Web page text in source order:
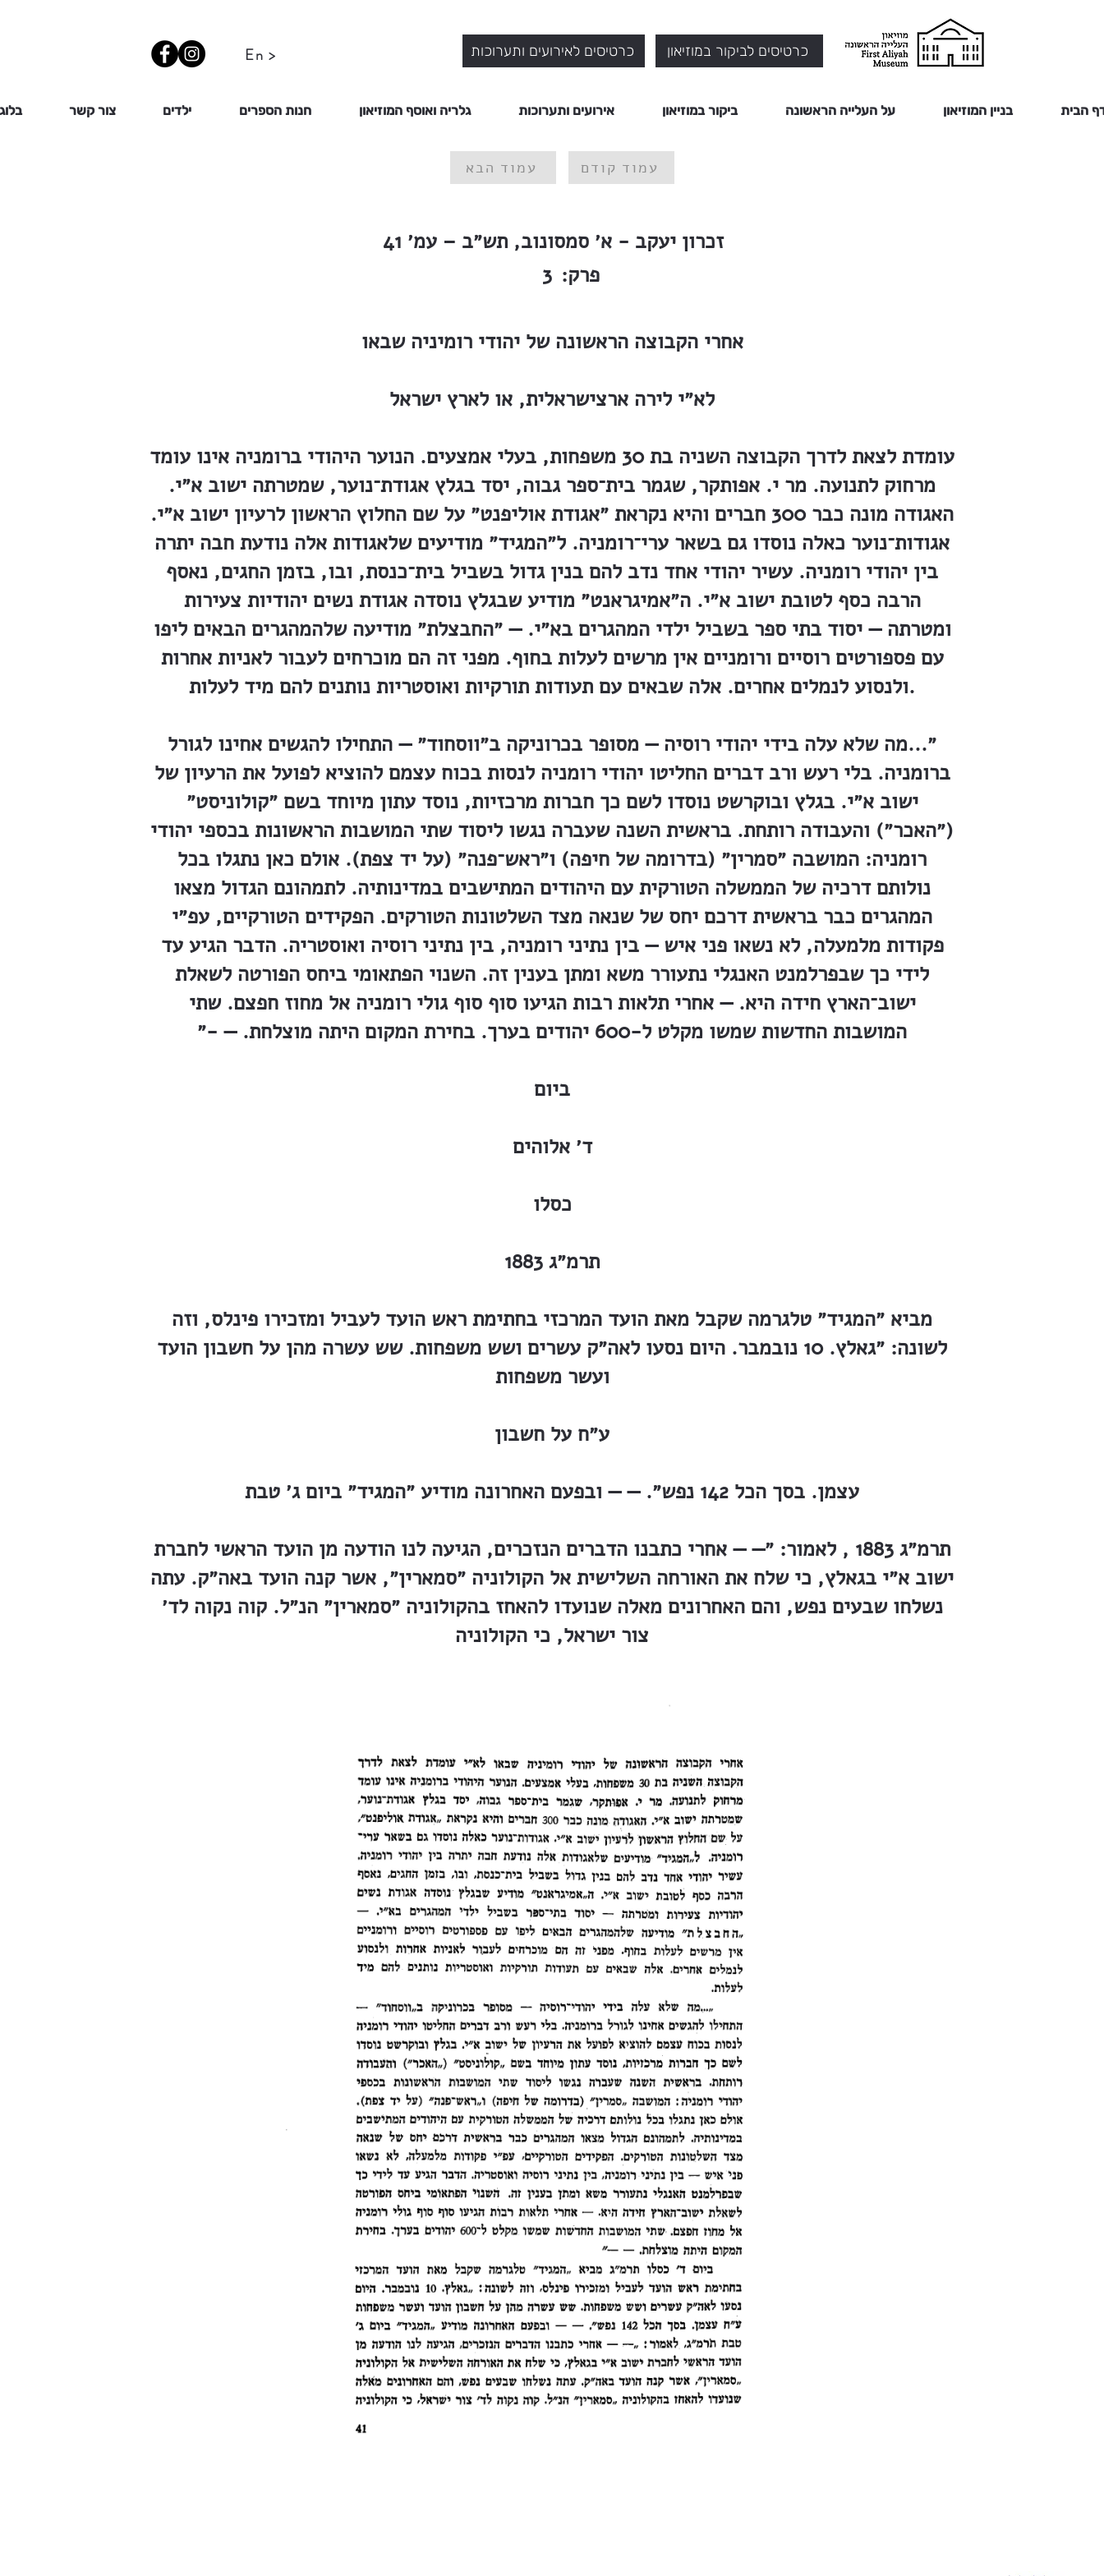
En > כרטיסים לאירועים ותערוכות כרטיסים לביקור במוזיאון
הבית בניין המוזיאון על העלייה הראשונה ביקור במוזיאון אירועים ותערוכות גלריה ואוסף המוזיאון חנות הספרים ילדים צור קשר
עמוד הבא עמוד קודם
זכרון יעקב - א׳ סמסונוב, תש״ב – עמ׳ 41
3 פרק:
אחרי הקבוצה הראשונה של יהודי רומיניה שבאו
לא״י לירה ארצישראלית, או לארץ ישראל
עומדת לצאת לדרך הקבוצה השניה בת 30 משפחות, בעלי אמצעים. הנוער היהודי ברומניה אינו עומד
מרחוק לתנועה. מר י. אפותקר, שגמר בית־ספר גבוה, יסד בגלץ אגודת־נוער, שמטרתה ישוב א״י.
האגודה מונה כבר 300 חברים והיא נקראת ״אגודת אוליפנט״ על שם החלוץ הראשון לרעיון ישוב א״י.
אגודות־נוער כאלה נוסדו גם בשאר ערי־רומניה. ל״המגיד״ מודיעים שלאגודות אלה נודעת חבה יתרה
בין יהודי רומניה. עשיר יהודי אחד נדב להם בנין גדול בשביל בית־כנסת, ובו, בזמן החגים, נאסף
הרבה כסף לטובת ישוב א״י. ה״אמיגראנט״ מודיע שבגלץ נוסדה אגודת נשים יהודיות צעירות
ומטרתה — יסוד בתי ספר בשביל ילדי המהגרים בא״י. — ״החבצלת״ מודיעה שלהמהגרים הבאים ליפו
עם פספורטים רוסיים ורומניים אין מרשים לעלות בחוף. מפני זה הם מוכרחים לעבור לאניות אחרות
ולנסוע לנמלים אחרים. אלה שבאים עם תעודות תורקיות ואוסטריות נותנים להם מיד לעלות.
״...מה שלא עלה בידי יהודי רוסיה — מסופר בכרוניקה ב״ווסחוד״ — התחילו להגשים אחינו לגורל
ברומניה. בלי רעש ורב דברים החליטו יהודי רומניה לנסות בכוח עצמם להוציא לפועל את הרעיון של
ישוב א״י. בגלץ ובוקרשט נוסדו לשם כך חברות מרכזיות, נוסד עתון מיוחד בשם ״קולוניסט״
(״האכר״) והעבודה רותחת. בראשית השנה שעברה נגשו ליסוד שתי המושבות הראשונות בכספי יהודי
רומניה: המושבה ״סמרין״ (בדרומה של חיפה) ו״ראש־פנה״ (על יד צפת). אולם כאן נתגלו בכל
נולותם דרכיה של הממשלה הטורקית עם היהודים המתישבים במדינותיה. לתמהונם הגדול מצאו
המהגרים כבר בראשית דרכם יחס של שנאה מצד השלטונות הטורקים. הפקידים הטורקיים, עפ״י
פקודות מלמעלה, לא נשאו פני איש — בין נתיני רומניה, בין נתיני רוסיה ואוסטריה. הדבר הגיע עד
לידי כך שבפרלמנט האנגלי נתעורר משא ומתן בענין זה. השנוי הפתאומי ביחס הפורטה לשאלת
ישוב־הארץ חידה היא. — אחרי תלאות רבות הגיעו סוף סוף גולי רומניה אל מחוז חפצם. שתי
המושבות החדשות שמשו מקלט ל-600 יהודים בערך. בחירת המקום היתה מוצלחת. — -״
ביום
ד׳ אלוהים
כסלו
תרמ״ג 1883
מביא ״המגיד״ טלגרמה שקבל מאת הועד המרכזי בחתימת ראש הועד לעביל ומזכירו פינלס, וזה
לשונה: ״גאלץ. 10 נובמבר. היום נסעו לאה״ק עשרים ושש משפחות. שש עשרה מהן על חשבון הועד
ועשר משפחות
ע״ח על חשבון
עצמן. בסך הכל 142 נפש״. — — ובפעם האחרונה מודיע ״המגיד״ ביום ג׳ טבת
תרמ״ג 1883 , לאמור: ״— — אחרי כתבנו הדברים הנזכרים, הגיעה לנו הודעה מן הועד הראשי לחברת
ישוב א״י בגאלץ, כי שלח את האורחה השלישית אל הקולוניה ״סמארין״, אשר קנה הועד באה״ק. עתה
נשלחו שבעים נפש, והם האחרונים מאלה שנועדו להאחז בהקולוניה ״סמארין״ הנ״ל. קוה נקוה לד׳
צור ישראל, כי הקולוניה